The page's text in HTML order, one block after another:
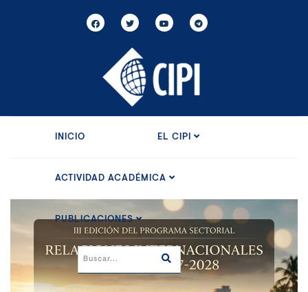
INICIO EL CIPI
ACTIVIDAD ACADÉMICA
PUBLICACIONES